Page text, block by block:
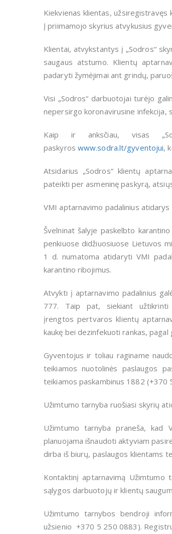
Kiekvienas klientas, užsiregistravęs
Į priimamojo skyrius atvykusius
Klientai, atvykstantys į „Sodros“
saugaus atstumo. Klientų
padaryti žymėjimai ant grindų,
Visi „Sodros“ darbuotojai turėjo
nepersirgo koronavirusine infekcija,
Kaip ir anksčiau, visas
paskyros www.sodra.lt/gyventojui,
Atsidarius „Sodros“ klientų
pateikti per asmeninę paskyrą,
VMI aptarnavimo padalinius
Švelninat šalyje paskelbto
penkiuose didžiuosiuose Lietuvos
1 d. numatoma atidaryti VMI
karantino ribojimus.
Atvykti į aptarnavimo padalinius
777. Taip pat, siekiant
įrengtos pertvaros klientų
kaukę bei dezinfekuoti rankas,
Gyventojus ir toliau raginame
teikiamos nuotolinės paslaugos
teikiamos paskambinus 1882 (+370
Užimtumo tarnyba ruošiasi skyrių
Užimtumo tarnyba praneša, kad
planuojama išnaudoti aktyviam
dirba iš biurų, paslaugos klientams
Kontaktinį aptarnavimą
sąlygos darbuotojų ir klientų
Užimtumo tarnybos bendroji
užsienio +370 5 250 0883).